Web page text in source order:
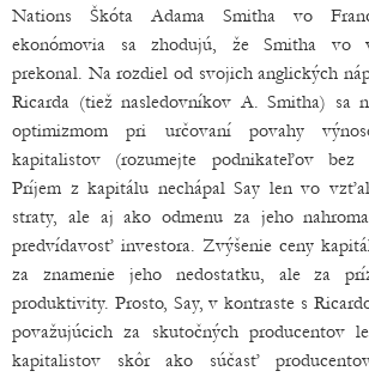
Nations Škóta Adama Smitha vo
ekonómovia sa zhodujú, že Smitha vo
prekonal. Na rozdiel od svojich anglických
Ricarda (tiež nasledovníkov A. Smitha) sa
optimizmom pri určovaní povahy
kapitalistov (rozumejte podnikateľov bez
Príjem z kapitálu nechápal Say len vo
straty, ale aj ako odmenu za jeho
predvídavosť investora. Zvýšenie ceny
za znamenie jeho nedostatku, ale za
produktivity. Prosto, Say, v kontraste s
považujúcich za skutočných producentov
kapitalistov skôr ako súčasť